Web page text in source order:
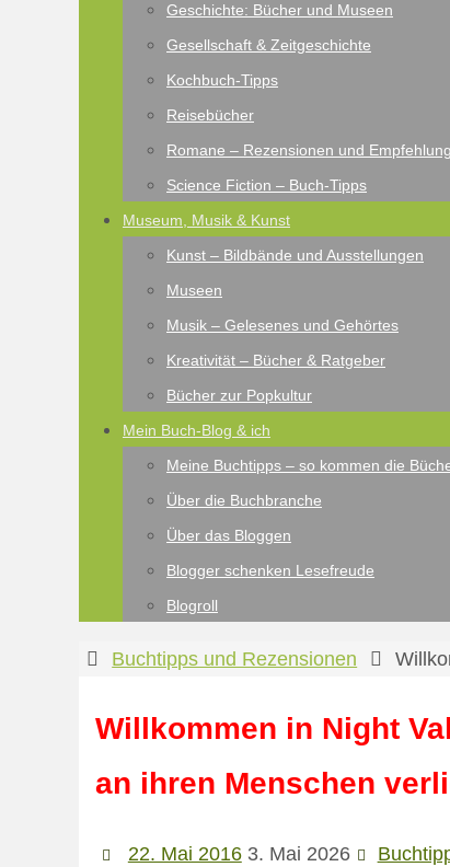
Geschichte: Bücher und Museen
Gesellschaft & Zeitgeschichte
Kochbuch-Tipps
Reisebücher
Romane – Rezensionen und
Science Fiction – Buch-Tipps
Museum, Musik & Kunst
Kunst – Bildbände und Ausstellungen
Museen
Musik – Gelesenes und Gehörtes
Kreativität – Bücher & Ratgeber
Bücher zur Popkultur
Mein Buch-Blog & ich
Meine Buchtipps – so kommen die
Über die Buchbranche
Über das Bloggen
Blogger schenken Lesefreude
Blogroll
StartBuchtipps und Rezensionen
Willkommen in Night
an ihren Menschen
22. Mai 2016 3. Mai 2026